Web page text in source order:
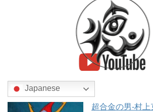
Japanese
超合金の男-村上